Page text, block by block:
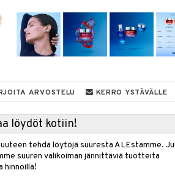
ARVOSTELU KERRO YSTÄVÄLLE
löydöt kotiin!
tehdä löytöjä suuresta ALEstamme.
suuren valikoiman jännittäviä tuotteita
hinnoilla!